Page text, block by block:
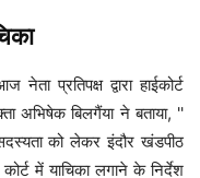
प्रतिपक्ष द्वारा हाईकोर्ट
अभिषेक बिलगैंया ने बताया, ''
को लेकर इंदौर खंडपीठ
में याचिका लगाने के निर्देश